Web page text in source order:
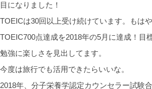
目になりました！
TOEICは30回以上受け続けています。もは
TOEIC700点達成を2018年の5月に達成！目
勉強に楽しさを見出してます。
今度は旅行でも活用できたらいいな。
2018年、分子栄養学認定カウンセラー試験